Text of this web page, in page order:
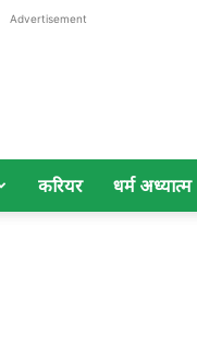
Advertisement
करियर धर्म अध्यात्म